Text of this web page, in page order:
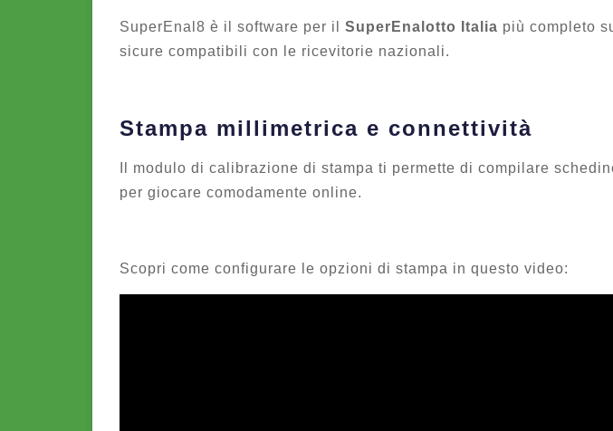
SuperEnal8 è il software per il SuperEnalotto Italia più completo
sicure compatibili con le ricevitorie nazionali.
Stampa millimetrica e connettività
Il modulo di calibrazione di stampa ti permette di compilare
per giocare comodamente online.
Scopri come configurare le opzioni di stampa in questo video: